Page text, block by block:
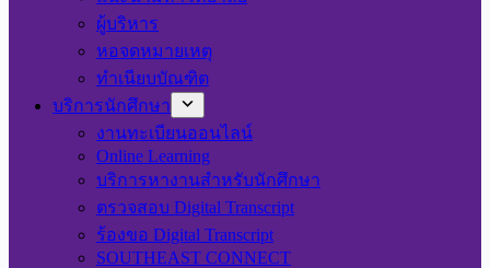
ผู้บริหาร
หอจดหมายเหตุ
ทำเนียบบัณฑิต
บริการนักศึกษา
งานทะเบียนออนไลน์
Online Learning
บริการหางานสำหรับนักศึกษา
ตรวจสอบ Digital Transcript
ร้องขอ Digital Transcript
SOUTHEAST CONNECT